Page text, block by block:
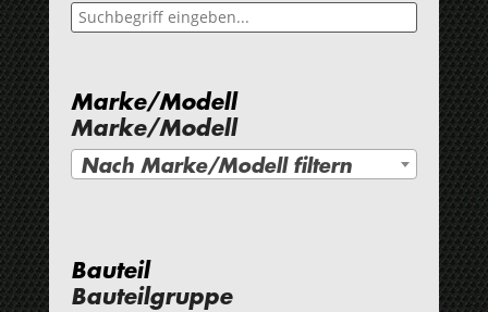
Marke/Modell
Marke/Modell
Nach Marke/Modell filtern
Bauteil
Bauteilgruppe